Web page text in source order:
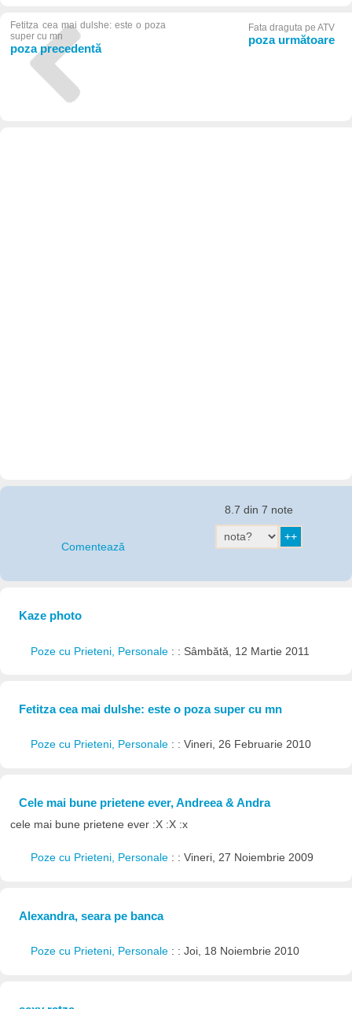
Fetitza cea mai dulshe: este o poza
super cu mn
poza precedentă
Fata draguta pe ATV
poza următoare
Comentează
8.7 din 7 note
Kaze photo
Poze cu Prieteni, Personale : : Sâmbătă, 12 Martie 2011
Fetitza cea mai dulshe: este o poza super cu mn
Poze cu Prieteni, Personale : : Vineri, 26 Februarie 2010
Cele mai bune prietene ever, Andreea & Andra
cele mai bune prietene ever :X :X :x
Poze cu Prieteni, Personale : : Vineri, 27 Noiembrie 2009
Alexandra, seara pe banca
Poze cu Prieteni, Personale : : Joi, 18 Noiembrie 2010